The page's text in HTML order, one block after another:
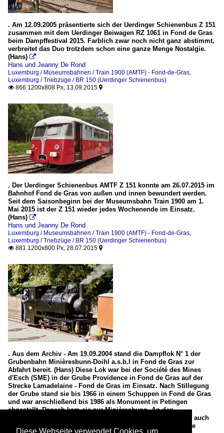
. Am 12.09.2005 präsentierte sich der Uerdinger Schienenbus Z 151
zusammen mit dem Uerdinger Beiwagen RZ 1061 in Fond de Gras
beim Dampffestival 2015. Farblich zwar noch nicht ganz abstimmt,
verbreitet das Duo trotzdem schon eine ganze Menge Nostalgie.
(Hans) 
Hans und Jeanny De Rond
Luxemburg / Museumsbahnen / Train 1900 (AMTF) - Fond-de-Gras,
Luxemburg / Triebzüge / BR 150 (Uerdinger Schienenbus)
 866 1200x808 Px, 13.09.2015 
. Der Uerdinger Schienenbus AMTF Z 151 konnte am 26.07.2015 im
Bahnhof Fond de Gras von außen und innen bewundert werden.
Seit dem Saisonbeginn bei der Museumsbahn Train 1900 am 1.
Mai 2015 ist der Z 151 wieder jedes Wochenende im Einsatz.
(Hans) 
Hans und Jeanny De Rond
Luxemburg / Museumsbahnen / Train 1900 (AMTF) - Fond-de-Gras,
Luxemburg / Triebzüge / BR 150 (Uerdinger Schienenbus)
 881 1200x800 Px, 28.07.2015 
. Aus dem Archiv - Am 19.09.2004 stand die Dampflok N° 1 der
Grubenbahn Minièresbunn-Doihl a.s.b.l in Fond de Gras zur
Abfahrt bereit. (Hans) Diese Lok war bei der Société des Mines
d'Esch (SME) in der Grube Providence in Fond de Gras auf der
Strecke Lamadelaine - Fond de Gras im Einsatz. Nach Stillegung
der Grube stand sie bis 1966 in einem Schuppen in Fond de Gras
und war anschließend bis 1986 als Monument in Petingen
abgestellt. Danach kam sie zur Minièresbunn. An den
Betriebstagen ist sie mit Lok Nr. 4 abwechselnd im Einsatz, auch
wenn sie aufgrund des großen Kessels eine deutlich längere